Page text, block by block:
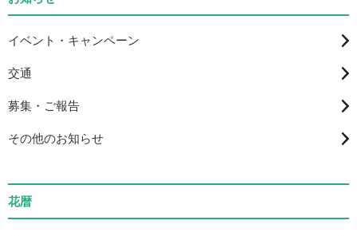
イベント・キャンペーン
交通
募集・ご報告
その他のお知らせ
花暦